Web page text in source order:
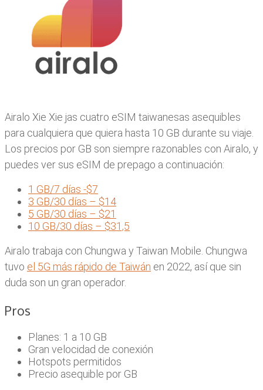
Airalo Xie Xie jas cuatro eSIM taiwanesas asequibles
para cualquiera que quiera hasta 10 GB durante su viaje.
Los precios por GB son siempre razonables con Airalo, y
puedes ver sus eSIM de prepago a continuación:
1 GB/7 días -$7
3 GB/30 días – $14
5 GB/30 días – $21
10 GB/30 días – $31,5
Airalo trabaja con Chungwa y Taiwan Mobile. Chungwa
tuvo el 5G más rápido de Taiwán en 2022, así que sin
duda son un gran operador.
Pros
Planes: 1 a 10 GB
Gran velocidad de conexión
Hotspots permitidos
Precio asequible por GB